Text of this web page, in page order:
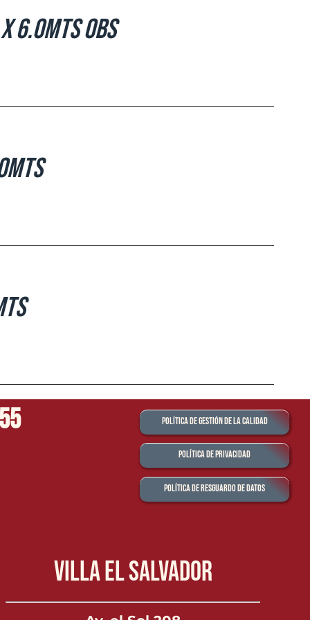
6.0mts OBS
Política de Gestión de la Calidad
Política de Privacidad
Política de Resguardo de Datos
Villa el Salvador